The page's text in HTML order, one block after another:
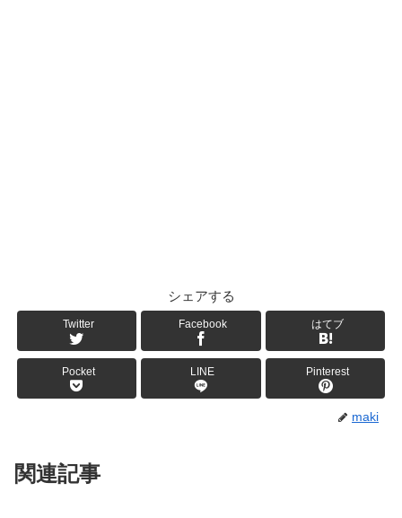
シェアする
Twitter Facebook はてブ
Pocket LINE Pinterest
maki
関連記事